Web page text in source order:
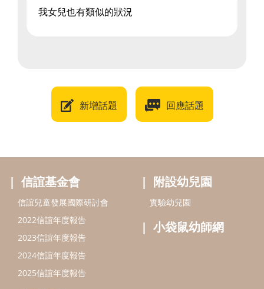
我女兒也有類似的狀況
新增話題 回應話題
信誼基金會
信誼兒童發展國際研討會
2022信誼年度報告
2023信誼年度報告
2024信誼年度報告
2025信誼年度報告
附設幼兒園
實驗幼兒園
小袋鼠幼師網